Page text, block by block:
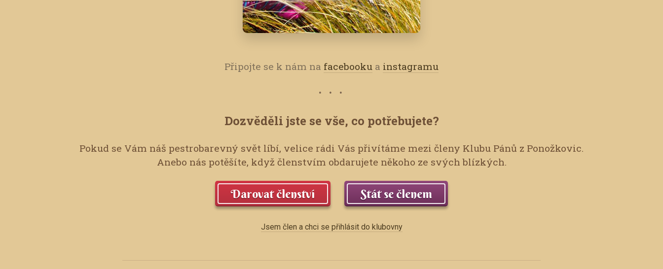
Připojte se k nám na facebooku a instagramu
Dozvěděli jste se vše, co potřebujete?
Pokud se Vám náš pestrobarevný svět líbí, velice rádi Vás přivítáme mezi členy Klubu Pánů z Ponožkovic.
Anebo nás potěšíte, když členstvím obdarujete někoho ze svých blízkých.
Darovat členství Stát se členem
Jsem člen a chci se přihlásit do klubovny